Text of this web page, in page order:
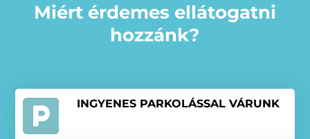
Miért érdemes ellátogatni
hozzánk?
 INGYENES PARKOLÁSSAL VÁRUNK